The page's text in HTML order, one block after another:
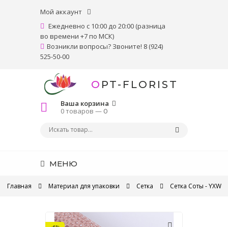
Мой аккаунт
Ежедневно с 10:00 до 20:00 (разница
во времени +7 по МСК)
Возникли вопросы? Звоните! 8 (924)
525-50-00
OPT-FLORIST
Ваша корзина
0 товаров —0
МЕНЮ
Главная Материал для упаковки Сетка Сетка Соты - YXW